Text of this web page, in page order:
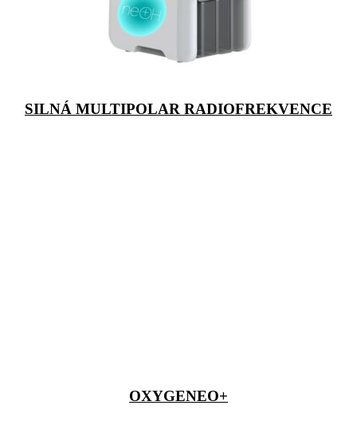
SILNÁ MULTIPOLAR RADIOFREKVENCE
OXYGENEO+